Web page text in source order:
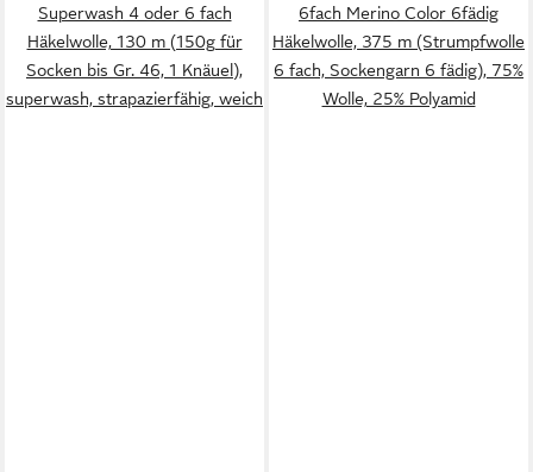
Superwash 4 oder 6 fach
Häkelwolle, 130 m (150g für
Socken bis Gr. 46, 1 Knäuel),
superwash, strapazierfähig, weich
6fach Merino Color 6fädig
Häkelwolle, 375 m (Strumpfwolle
6 fach, Sockengarn 6 fädig), 75%
Wolle, 25% Polyamid